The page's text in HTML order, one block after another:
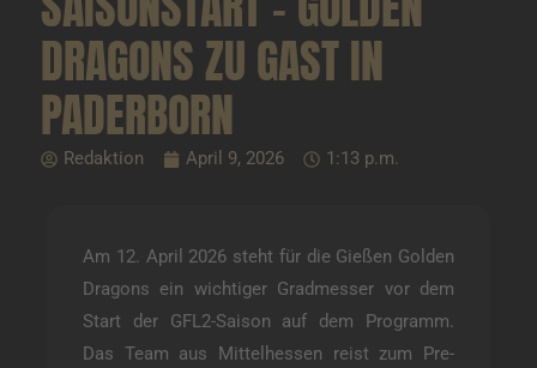
DRAGONS ZU GAST IN
PADERBORN
Redaktion April 9, 2026 1:13 p.m.
Am 12. April 2026 steht für die Gießen Golden
Dragons ein wichtiger Gradmesser vor dem
Start der GFL2-Saison auf dem Programm.
Das Team aus Mittelhessen reist zum Pre-